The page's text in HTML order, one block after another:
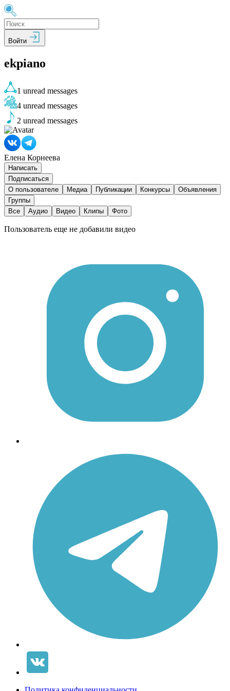
Войти
ekpiano
1 unread messages
4 unread messages
2 unread messages
Елена Корнеева
Написать
Подписаться
О пользователе
Медиа Публикации Конкурсы
Объявления
Группы
Все
Аудио Видео Клипы Фото
Пользователь еще не добавили видео